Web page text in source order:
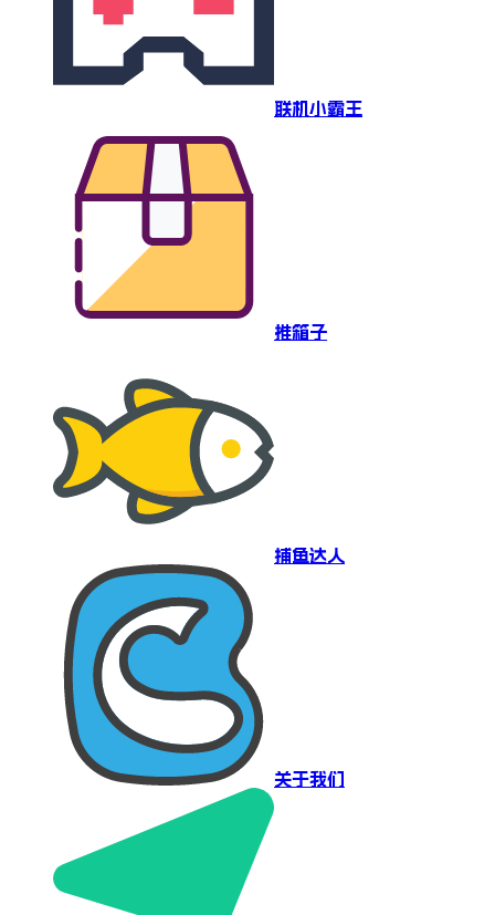
联机小霸王
推箱子
捕鱼达人
关于我们